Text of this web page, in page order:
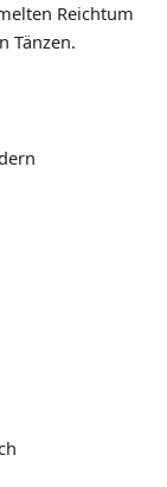
Reichtum
Tänzen.